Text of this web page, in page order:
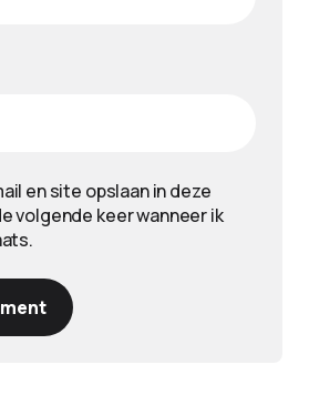
en site opslaan in deze
volgende keer wanneer ik